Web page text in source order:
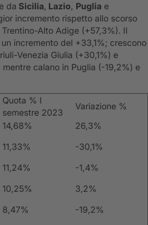
da Sicilia, Lazio, Puglia e
incremento rispetto allo scorso
Alto Adige (+57,3%). Il
incremento del +33,1%; crescono
Venezia Giulia (+30,1%) e
calano in Puglia (-19,2%) e
Quota % I
semestre 2023
Variazione %
14,68% 26,3%
11,33% -30,1%
11,24% -1,4%
10,25% 3,2%
8,47% -19,2%